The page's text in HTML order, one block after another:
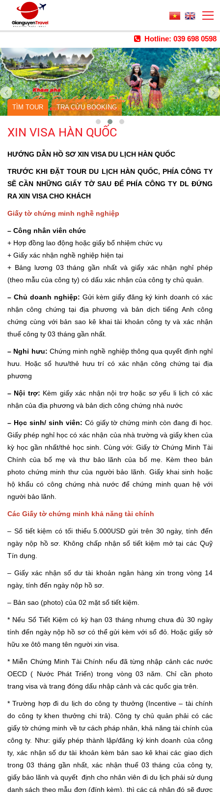
Hotline: 039 698 0598
TÌM TOUR TRA CỨU BOOKING
XIN VISA HÀN QUỐC
HƯỚNG DẪN HỒ SƠ XIN VISA DU LỊCH HÀN QUỐC
TRƯỚC KHI ĐẶT TOUR DU LỊCH HÀN QUỐC, PHÍA CÔNG TY
SẼ CẦN NHỮNG GIẤY TỜ SAU ĐỂ PHÍA CÔNG TY DL ĐỨNG
RA XIN VISA CHO KHÁCH
Giấy tờ chứng minh nghề nghiệp
– Công nhân viên chức
+ Hợp đồng lao động hoặc giấy bổ nhiệm chức vụ
+ Giấy xác nhận nghề nghiệp hiện tại
+ Bảng lương 03 tháng gần nhất và giấy xác nhận nghỉ phép
(theo mẫu của công ty) có dấu xác nhận của công ty chủ quản.
– Chủ doanh nghiệp: Gửi kèm giấy đăng ký kinh doanh có xác
nhận công chứng tại địa phương và bản dịch tiếng Anh công
chứng cùng với bản sao kê khai tài khoản công ty và xác nhận
thuế công ty 03 tháng gần nhất.
– Nghỉ hưu: Chứng minh nghề nghiệp thông qua quyết định nghỉ
hưu. Hoặc sổ hưu/thẻ hưu trí có xác nhận công chứng tại địa
phương
– Nội trợ: Kèm giấy xác nhận nội trợ hoặc sơ yếu li lịch có xác
nhận của địa phương và bản dịch công chứng nhà nước
– Học sinh/ sinh viên: Có giấy tờ chứng minh còn đang đi học.
Giấy phép nghỉ học có xác nhận của nhà trường và giấy khen của
kỳ học gần nhất/thẻ học sinh. Cùng với: Giấy tờ Chứng Minh Tài
Chính của bố mẹ và thư bảo lãnh của bố mẹ. Kèm theo bản
photo chứng minh thư của người bảo lãnh. Giấy khai sinh hoặc
hộ khẩu có công chứng nhà nước để chứng minh quan hệ với
người bảo lãnh.
Các Giấy tờ chứng minh khả năng tài chính
– Sổ tiết kiệm có tối thiểu 5.000USD gửi trên 30 ngày, tính đến
ngày nộp hồ sơ. Không chấp nhận sổ tiết kiệm mở tại các Quỹ
Tín dụng.
– Giấy xác nhận số dư tài khoản ngân hàng xin trong vòng 14
ngày, tính đến ngày nộp hồ sơ.
– Bản sao (photo) của 02 mặt sổ tiết kiệm.
* Nếu Sổ Tiết Kiệm có kỳ hạn 03 tháng nhưng chưa đủ 30 ngày
tính đến ngày nộp hồ sơ có thể gửi kèm với sổ đỏ. Hoặc giấy sở
hữu xe ôtô mang tên người xin visa.
* Miễn Chứng Minh Tài Chính nếu đã từng nhập cảnh các nước
OECD ( Nước Phát Triển) trong vòng 03 năm. Chỉ cần photo
trang visa và trang đóng dấu nhập cảnh và các quốc gia trên.
* Trường hợp đi du lịch do công ty thưởng (Incentive – tài chính
do công ty khen thưởng chi trả). Công ty chủ quản phải có các
giấy tờ chứng minh về tư cách pháp nhân, khả năng tài chính của
công ty. Như: giấy phép thành lập/đăng ký kinh doanh của công
ty, xác nhận số dư tài khoản kèm bản sao kê khai các giao dịch
trong 03 tháng gần nhất, xác nhận thuế 03 tháng của công ty,
giấy bảo lãnh và quyết định cho nhân viên đi du lịch phải sử dụng
danh sách theo mẫu đơn (đính kèm), thì các cá nhân đó sẽ được